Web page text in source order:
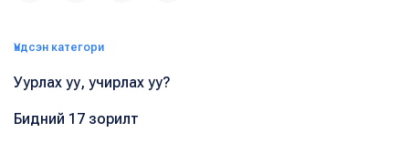
Үндсэн категори
Уурлах уу, учирлах уу?
Бидний 17 зорилт